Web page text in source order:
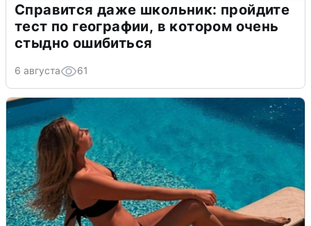
Справится даже школьник: пройдите
тест по географии, в котором очень
стыдно ошибиться
6 августа 61